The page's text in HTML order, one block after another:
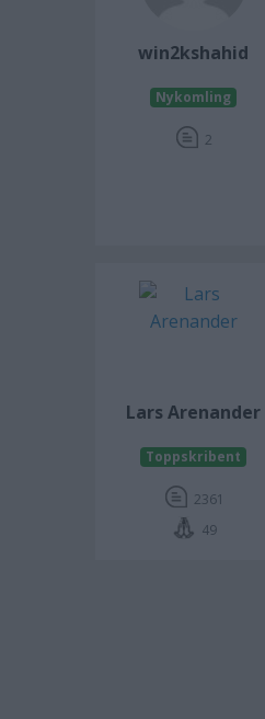
win2kshahid
Nykomling
2
Lars Arenander
Toppskribent
2361
49